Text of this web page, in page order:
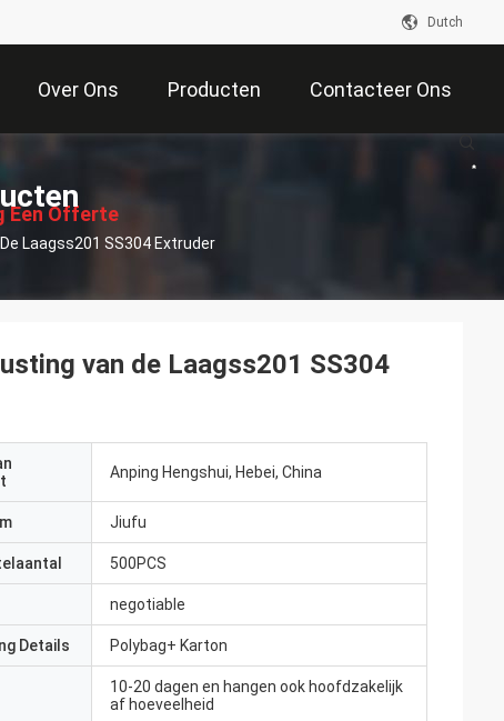
Dutch
Over Ons Producten Contacteer Ons
Een Offerte
Aan
Laagss201 SS304 Extruder
van de Laagss201 SS304
Anping Hengshui, Hebei, China
Jiufu
500PCS
negotiable
Details Polybag+ Karton
10-20 dagen en hangen ook hoofdzakelijk
af hoeveelheid